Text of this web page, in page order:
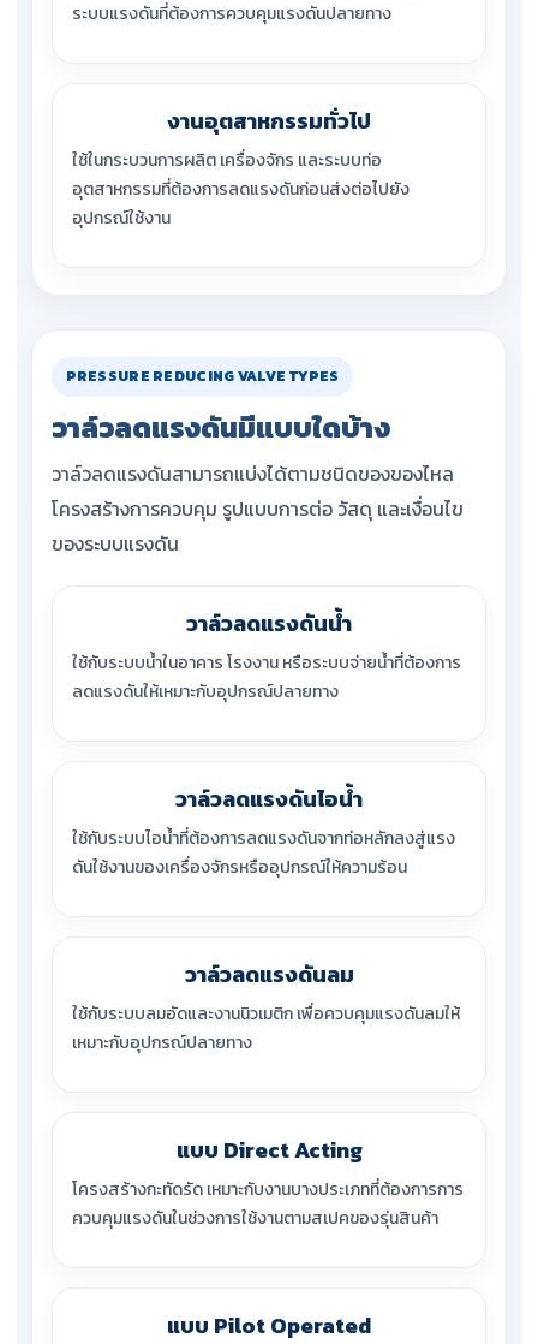
ระบบแรงดันที่ต้องการควบคุมแรงดันปลายทาง
งานอุตสาหกรรมทั่วไป
ใช้ในกระบวนการผลิต เครื่องจักร และระบบท่อ
อุตสาหกรรมที่ต้องการลดแรงดันก่อนส่งต่อไปยัง
อุปกรณ์ใช้งาน
PRESSURE REDUCING VALVE TYPES
วาล์วลดแรงดันมีแบบใดบ้าง
วาล์วลดแรงดันสามารถแบ่งได้ตามชนิดของของไหล
โครงสร้างการควบคุม รูปแบบการต่อ วัสดุ และเงื่อนไข
ของระบบแรงดัน
วาล์วลดแรงดันน้ำ
ใช้กับระบบน้ำในอาคาร โรงงาน หรือระบบจ่ายน้ำที่ต้องการ
ลดแรงดันให้เหมาะกับอุปกรณ์ปลายทาง
วาล์วลดแรงดันไอน้ำ
ใช้กับระบบไอน้ำที่ต้องการลดแรงดันจากท่อหลักลงสู่แรง
ดันใช้งานของเครื่องจักรหรืออุปกรณ์ให้ความร้อน
วาล์วลดแรงดันลม
ใช้กับระบบลมอัดและงานนิวเมติก เพื่อควบคุมแรงดันลมให้
เหมาะกับอุปกรณ์ปลายทาง
แบบ Direct Acting
โครงสร้างกะทัดรัด เหมาะกับงานบางประเภทที่ต้องการการ
ควบคุมแรงดันในช่วงการใช้งานตามสเปคของรุ่นสินค้า
แบบ Pilot Operated